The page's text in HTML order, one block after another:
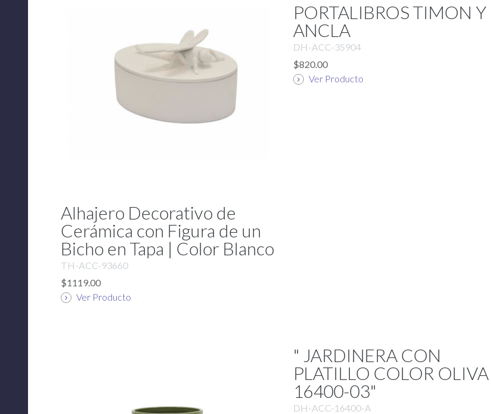
Alhajero Decorativo de
Cerámica con Figura de un
Bicho en Tapa | Color Blanco
TH-ACC-93660
$1119.00
Ver Producto
PORTALIBROS TIMON Y
ANCLA
DH-ACC-35904
$820.00
Ver Producto
" JARDINERA CON
PLATILLO COLOR OLIVA
16400-03"
DH-ACC-16400-A